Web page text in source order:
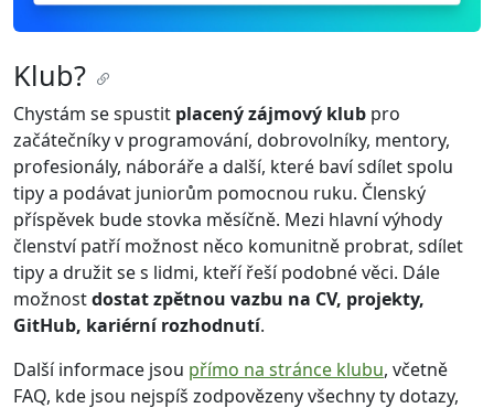
Klub?
Chystám se spustit placený zájmový klub pro
začátečníky v programování, dobrovolníky, mentory,
profesionály, náboráře a další, které baví sdílet spolu
tipy a podávat juniorům pomocnou ruku. Členský
příspěvek bude stovka měsíčně. Mezi hlavní výhody
členství patří možnost něco komunitně probrat, sdílet
tipy a družit se s lidmi, kteří řeší podobné věci. Dále
možnostdostat zpětnou vazbu na CV, projekty,
GitHub, kariérní rozhodnutí.
Další informace jsou přímo na stránce klubu, včetně
FAQ, kde jsou nejspíš zodpovězeny všechny ty dotazy,